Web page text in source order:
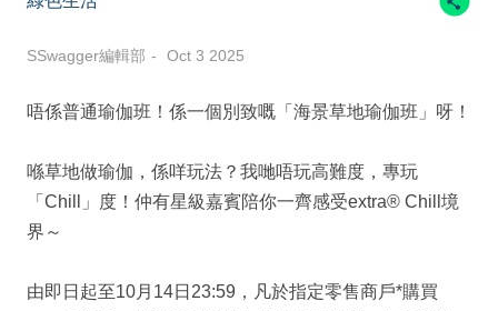
SSwagger編輯部 Oct 3 2025
唔係普通瑜伽班！係一個別致嘅「海景草地瑜伽班」呀！
喺草地做瑜伽，係咩玩法？我哋唔玩高難度，專玩
「Chill」度！仲有星級嘉賓陪你一齊感受extra® Chill境
界～
由即日起至10月14日23:59，凡於指定零售商戶*購買